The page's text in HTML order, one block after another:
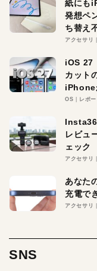
紙にも
発想ペ
ち替え
アクセサリ
iOS 27
カット
iPhone
OS レポー
レビュ
ェック
アクセサリ
あなた
充電で
アクセサリ
SNS